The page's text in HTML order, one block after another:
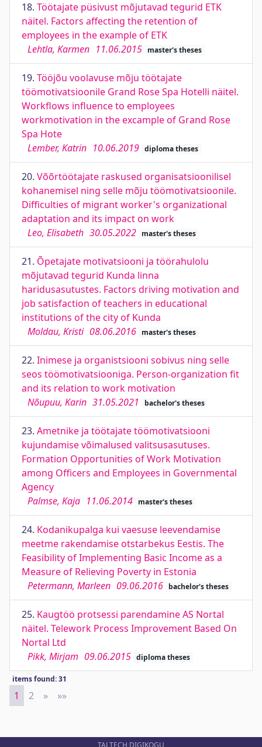
18. Töötajate püsivust mõjutavad tegurid ETK
näitel. Factors affecting the retention of
employees in the example of ETK
Lehtla, Karmen 11.06.2015 master's theses
19. Tööjõu voolavuse mõju töötajate
töömotivatsioonile Grand Rose Spa Hotelli näitel.
Workflows influence to employees
workmotivation in the excample of Grand Rose
Spa Hote
Lember, Katrin 10.06.2019 diploma theses
20. Võõrtöötajate raskused organisatsioonilisel
kohanemisel ning selle mõju töömotivatsioonile.
Difficulties of migrant worker's organizational
adaptation and its impact on work
Leo, Elisabeth 30.05.2022 master's theses
21. Õpetajate motivatsiooni ja töörahulolu
mõjutavad tegurid Kunda linna
haridusasutustes. Factors driving motivation and
job satisfaction of teachers in educational
institutions of the city of Kunda
Moldau, Kristi 08.06.2016 master's theses
22. Inimese ja organistsiooni sobivus ning selle
seos töömotivatsiooniga. Person-organization fit
and its relation to work motivation
Nõupuu, Karin 31.05.2021 bachelor's theses
23. Ametnike ja töötajate töömotivatsiooni
kujundamise võimalused valitsusasutuses.
Formation Opportunities of Work Motivation
among Officers and Employees in Governmental
Agency
Palmse, Kaja 11.06.2014 master's theses
24. Kodanikupalga kui vaesuse leevendamise
meetme rakendamise otstarbekus Eestis. The
Feasibility of Implementing Basic Income as a
Measure of Relieving Poverty in Estonia
Petermann, Marleen 09.06.2016 bachelor's theses
25. Kaugtöö protsessi parendamine AS Nortal
näitel. Telework Process Improvement Based On
Nortal Ltd
Pikk, Mirjam 09.06.2015 diploma theses
items found: 31
1 2 » Next
»»
TALTECH DIGIKOGU